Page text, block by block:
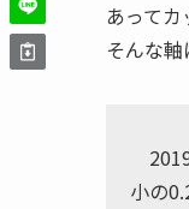
あってカ
そんな
小の